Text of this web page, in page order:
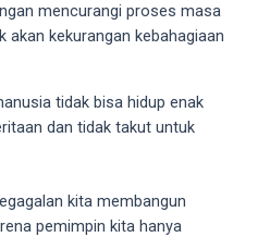
mencurangi proses masa
akan kekurangan kebahagiaan
tidak bisa hidup enak
dan tidak takut untuk
kita membangun
pemimpin kita hanya